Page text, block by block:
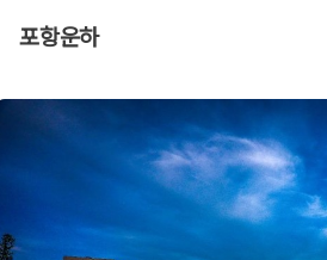
포항운하